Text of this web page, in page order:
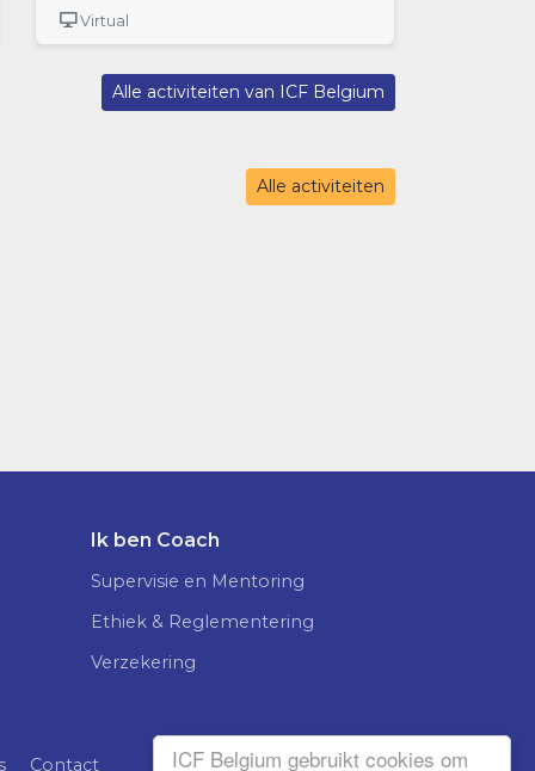
ICF Belgium gebruikt cookies om
Virtual
Alle activiteiten van ICF Belgium
Alle activiteiten
Ik ben Coach
Supervisie en Mentoring
Ethiek & Reglementering
Verzekering
Contact